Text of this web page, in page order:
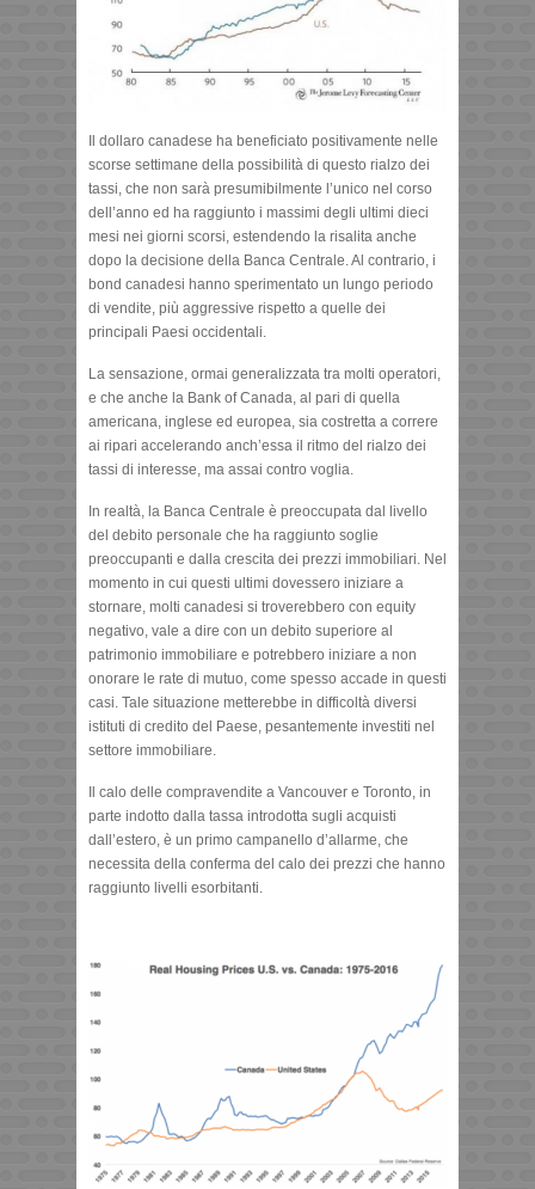
Il dollaro canadese ha beneficiato positivamente nelle
scorse settimane della possibilità di questo rialzo dei
tassi, che non sarà presumibilmente l’unico nel corso
dell’anno ed ha raggiunto i massimi degli ultimi dieci
mesi nei giorni scorsi, estendendo la risalita anche
dopo la decisione della Banca Centrale. Al contrario, i
bond canadesi hanno sperimentato un lungo periodo
di vendite, più aggressive rispetto a quelle dei
principali Paesi occidentali.
La sensazione, ormai generalizzata tra molti operatori,
e che anche la Bank of Canada, al pari di quella
americana, inglese ed europea, sia costretta a correre
ai ripari accelerando anch’essa il ritmo del rialzo dei
tassi di interesse, ma assai contro voglia.
In realtà, la Banca Centrale è preoccupata dal livello
del debito personale che ha raggiunto soglie
preoccupanti e dalla crescita dei prezzi immobiliari. Nel
momento in cui questi ultimi dovessero iniziare a
stornare, molti canadesi si troverebbero con equity
negativo, vale a dire con un debito superiore al
patrimonio immobiliare e potrebbero iniziare a non
onorare le rate di mutuo, come spesso accade in questi
casi. Tale situazione metterebbe in difficoltà diversi
istituti di credito del Paese, pesantemente investiti nel
settore immobiliare.
Il calo delle compravendite a Vancouver e Toronto, in
parte indotto dalla tassa introdotta sugli acquisti
dall’estero, è un primo campanello d’allarme, che
necessita della conferma del calo dei prezzi che hanno
raggiunto livelli esorbitanti.